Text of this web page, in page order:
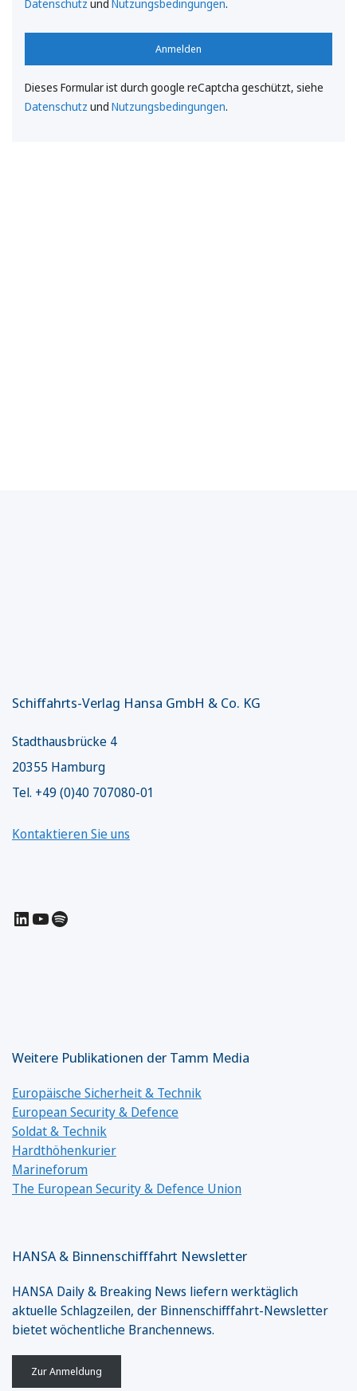
Datenschutz und Nutzungsbedingungen.
Anmelden
Dieses Formular ist durch google reCaptcha geschützt, siehe
Datenschutz und Nutzungsbedingungen.
Schiffahrts-Verlag Hansa GmbH & Co. KG
Stadthausbrücke 4
20355 Hamburg
Tel. +49 (0)40 707080-01
Kontaktieren Sie uns
LinkedIn
YouTube
Spotify
Weitere Publikationen der Tamm Media
Europäische Sicherheit & Technik
European Security & Defence
Soldat & Technik
Hardthöhenkurier
Marineforum
The European Security & Defence Union
HANSA & Binnenschifffahrt Newsletter
HANSA Daily & Breaking News liefern werktäglich
aktuelle Schlagzeilen, der Binnenschifffahrt-Newsletter
bietet wöchentliche Branchennews.
Zur Anmeldung